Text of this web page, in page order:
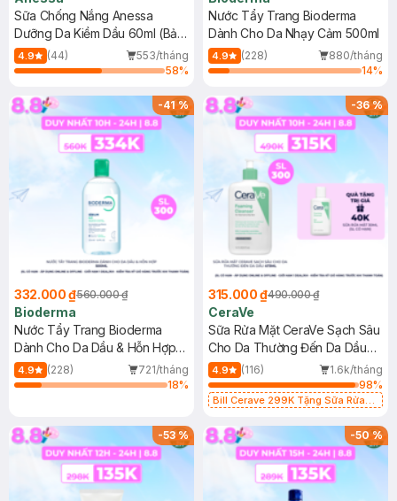
Sữa Chống Nắng Anessa
Dưỡng Da Kiềm Dầu 60ml (Bản
Mới)
4.9 (44)
553/tháng
58%
Nước Tẩy Trang Bioderma
Dành Cho Da Nhạy Cảm 500ml
4.9 (228)
880/tháng
14%
-41%
332.000 ₫560.000 ₫
Bioderma
Nước Tẩy Trang Bioderma
Dành Cho Da Dầu & Hỗn Hợp
500ml
4.9 (228)
721/tháng
18%
-36%
315.000 ₫490.000 ₫
CeraVe
Sữa Rửa Mặt CeraVe Sạch Sâu
Cho Da Thường Đến Da Dầu
473ml
4.9 (116)
1.6k/tháng
98%
Bill Cerave 299K Tặng Sữa Rửa
-53% -50%